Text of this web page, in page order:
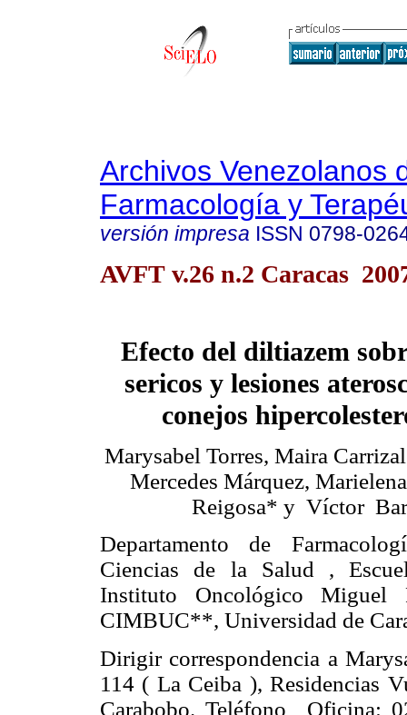
Archivos Venezolanos
Farmacología y
versión impresa ISSN 0798-
AVFT v.26 n.2 Caracas
Efecto del diltiazem
sericos y lesiones
conejos
Marysabel Torres, Maira
Mercedes Márquez,
Reigosa* y Víctor
Departamento de
Ciencias de la Salud,
Instituto Oncológico Miguel
CIMBUC**, Universidad de
Dirigir correspondencia a
114 ( La Ceiba ), Residencias
Carabobo. Teléfono
Oficina: